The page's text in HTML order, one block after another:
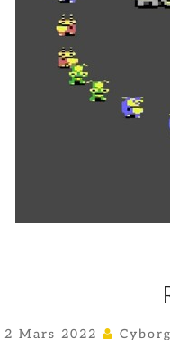
2 Mars 2022